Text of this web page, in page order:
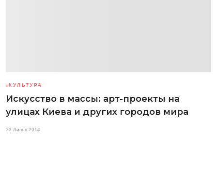
КУЛЬТУРА
Искусство в массы: арт-проекты на
улицах Киева и других городов мира
23 Липня 2014